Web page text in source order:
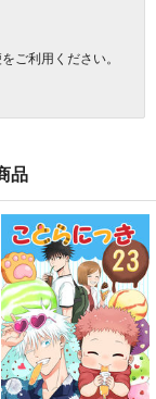
ご利用ください。
品